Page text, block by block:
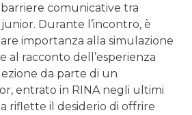
comunicative tra
junior. Durante l’incontro, è
importanza alla simulazione
al racconto dell’esperienza
da parte di un
entrato in RINA negli ultimi
riflette il desiderio di offrire